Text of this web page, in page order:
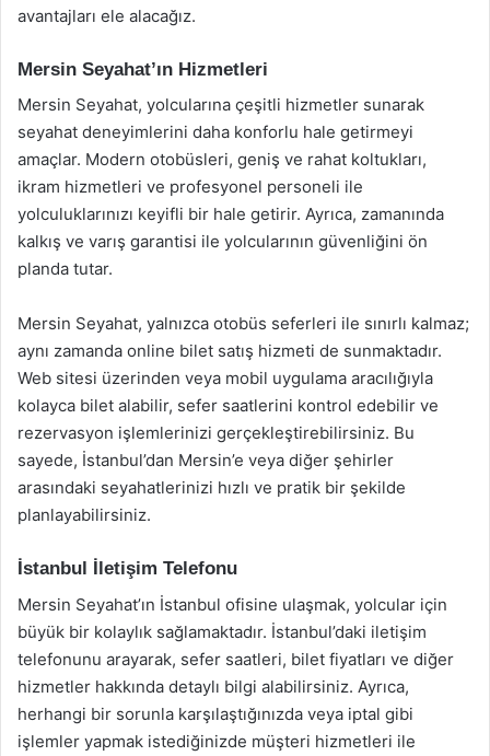
avantajları ele alacağız.
Mersin Seyahat’ın Hizmetleri
Mersin Seyahat, yolcularına çeşitli hizmetler sunarak
seyahat deneyimlerini daha konforlu hale getirmeyi
amaçlar. Modern otobüsleri, geniş ve rahat koltukları,
ikram hizmetleri ve profesyonel personeli ile
yolculuklarınızı keyifli bir hale getirir. Ayrıca, zamanında
kalkış ve varış garantisi ile yolcularının güvenliğini ön
planda tutar.
Mersin Seyahat, yalnızca otobüs seferleri ile sınırlı kalmaz;
aynı zamanda online bilet satış hizmeti de sunmaktadır.
Web sitesi üzerinden veya mobil uygulama aracılığıyla
kolayca bilet alabilir, sefer saatlerini kontrol edebilir ve
rezervasyon işlemlerinizi gerçekleştirebilirsiniz. Bu
sayede, İstanbul’dan Mersin’e veya diğer şehirler
arasındaki seyahatlerinizi hızlı ve pratik bir şekilde
planlayabilirsiniz.
İstanbul İletişim Telefonu
Mersin Seyahat’ın İstanbul ofisine ulaşmak, yolcular için
büyük bir kolaylık sağlamaktadır. İstanbul’daki iletişim
telefonunu arayarak, sefer saatleri, bilet fiyatları ve diğer
hizmetler hakkında detaylı bilgi alabilirsiniz. Ayrıca,
herhangi bir sorunla karşılaştığınızda veya iptal gibi
işlemler yapmak istediğinizde müşteri hizmetleri ile